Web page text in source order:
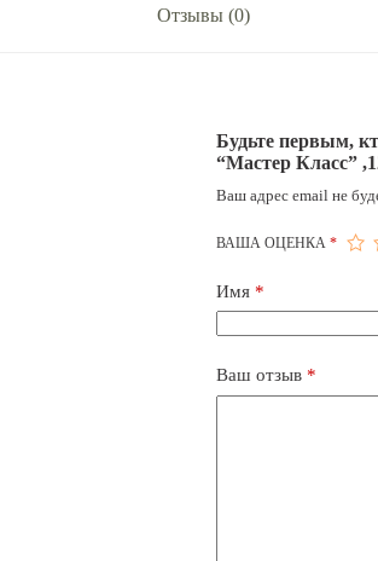
Отзывы (0)
Будьте первым,
“Мастер Класс”
Ваш адрес email не
ВАША ОЦЕНКА*
Имя *
Ваш отзыв *